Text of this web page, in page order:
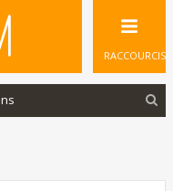
RACCOURCIS